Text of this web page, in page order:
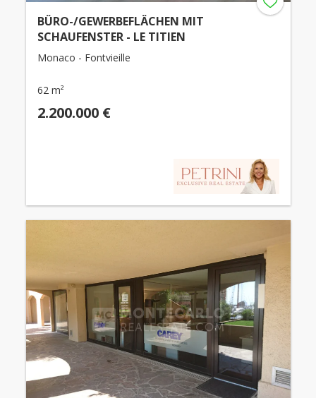
BÜRO-/GEWERBEFLÄCHEN MIT
SCHAUFENSTER - LE TITIEN
Monaco - Fontvieille
62 m²
2.200.000 €